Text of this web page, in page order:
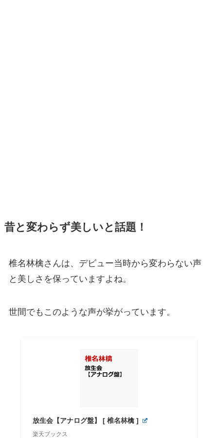
昔と変わらず美しいと話題！
椎名林檎さんは、デビュー当時から変わらない声
と美しさを保っていますよね。
世間でもこのような声が挙がっています。
放生会【アナログ盤】 [ 椎名林檎 ]
楽天ブックス